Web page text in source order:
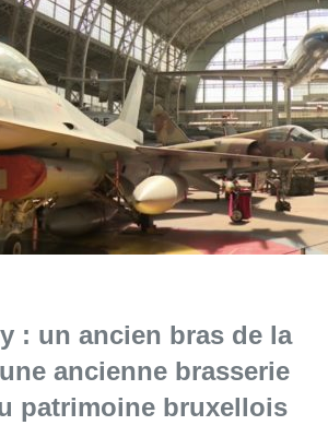
le blocus s’invite dans
insolites : “C’est
il faut se l’avouer”